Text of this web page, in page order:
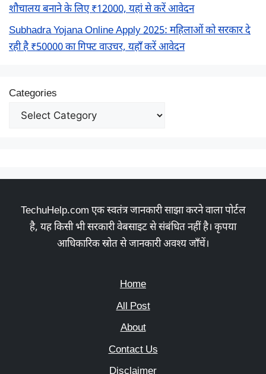
शौचालय बनाने के लिए ₹12000, यहां से करें आवेदन
Subhadra Yojana Online Apply 2025: महिलाओं को सरकार दे
रही है ₹50000 का गिफ्ट वाउचर, यहाँ करें आवेदन
Categories
TechuHelp.com एक स्वतंत्र जानकारी साझा करने वाला पोर्टल
है, यह किसी भी सरकारी वेबसाइट से संबंधित नहीं है। कृपया
आधिकारिक स्रोत से जानकारी अवश्य जाँचें।
Home
All Post
About
Contact Us